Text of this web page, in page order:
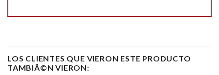
LOS CLIENTES QUE VIERON ESTE PRODUCTO
TAMBIÃ©N VIERON: